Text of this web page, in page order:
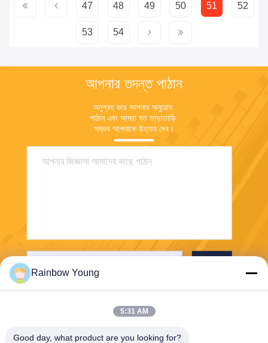
47 48 49 50 51 52
53 54
আপনার তদন্ত পাঠান
অনুগ্রহ করে আপনার অনুরোধ
পাঠান এবং আমরা যত তাড়াতাড়ি
সম্ভব আপনাকে উত্তর দেব।
Rainbow Young
5:31 AM
Good day, what product are you looking for?